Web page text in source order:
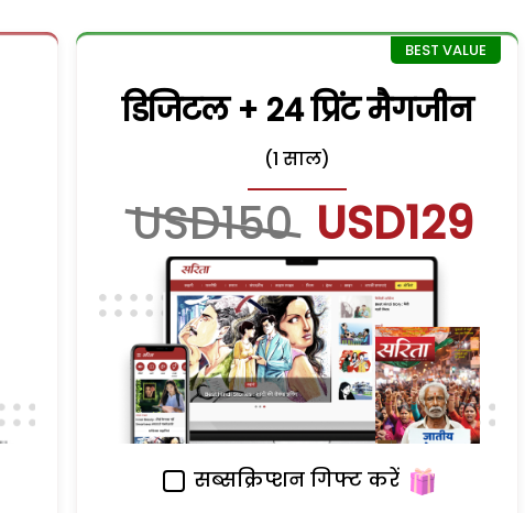
डिजिटल + 24 प्रिंट मैगजीन
(1 साल)
USD150 USD129
सब्सक्रिप्शन गिफ्ट करें